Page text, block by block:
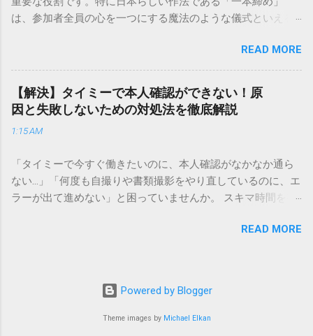
重量物や大型の荷物、そして企業間の輸送において圧倒的な
実績を誇ります。 個人で利用する場合、他の宅配業者と少し
いう特徴があります。地域に密着した各拠点が配送をコント
ロールしているため、現場の状況に合わせた柔軟な相談がし
やすいのがメリットです。まずは、今抱えている悩みがどの
サービスで解決できるかを確認していきましょう。 1. 荷物の
るのが最も効率的です。現在の荷物がいったいどこにあるの
か、いつ届く予定なのかは、お手元の番号一つで判明しま
す。 伝票番号（お問い合わせ番号）を準備する : 送り状（伝
票）の控えに記載されている、数字の並びを確認してくださ
い。これが荷物の識別番号になります。 確認できる内容 : 集
め、電話がつながるのを待つ必要がありません。 スマートフ
るだけで、リアルタイムの状況が表示されます。もしステー
は、参加者全員の心を一つにする魔法のような儀式といえる
「手拍子のリズムに自信がない」と不安を感じる方も多いは
ずです。この記事では、ビジネスからカジュアルな集まりま
で、どのような場面でも堂々と立ち振る舞えるための「一本
締め」の作法を、基礎知識から具体的なセリフ例まで丁寧に
解説します。 一本締めとは？その本質と効果 一本締めは、単
に手を叩いて終わらせる作業ではありません。その時間、そ
て刻み込む伝統的な儀礼です。 一本締めがもたらすポジティ
ブな効果 一体感の創出 参加者全員が一斉に同じリズムを刻む
ことで、集団としての連帯感が生まれます。 心地よい終幕
韻を大切にしながら、すっきりと解散することができます。
「一本締め」と「一丁締め」の違い 一般的に「パン！パン！
るものを一本締めと呼びますが、一部の地域や習慣ではこれ
READ MORE
【解決】タイミーで本人確認ができない！原
因と失敗しないための対処法を徹底解説
1:15 AM
「タイミーで今すぐ働きたいのに、本人確認がなかなか通ら
ない…」「何度も自撮りや書類撮影をやり直しているのに、エ
ラーが出て進めない」と困っていませんか。 スキマ時間を有
賢い働き方に欠かせないツールです。しかし、その最初の壁
という、もったいない状況になってしまいます。 実は、タイ
ミーの本人確認で失敗する原因の多くは、非常にシンプル
で、ちょっとしたコツを知るだけで解決できるものばかりで
READ MORE
Powered by Blogger
Theme images by Michael Elkan